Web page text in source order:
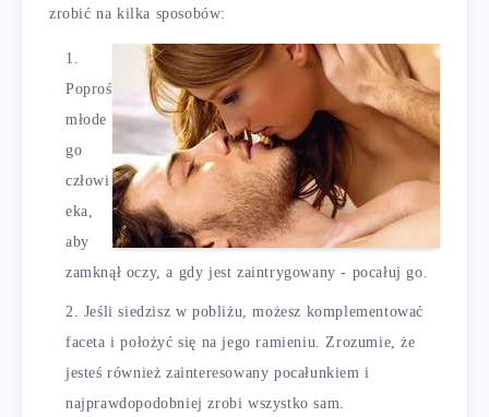
zrobić na kilka sposobów:
Poproś
młode
go
człowi
eka,
aby
zamknął oczy, a gdy jest zaintrygowany - pocałuj go.
Jeśli siedzisz w pobliżu, możesz komplementować
faceta i położyć się na jego ramieniu. Zrozumie, że
jesteś również zainteresowany pocałunkiem i
najprawdopodobniej zrobi wszystko sam.